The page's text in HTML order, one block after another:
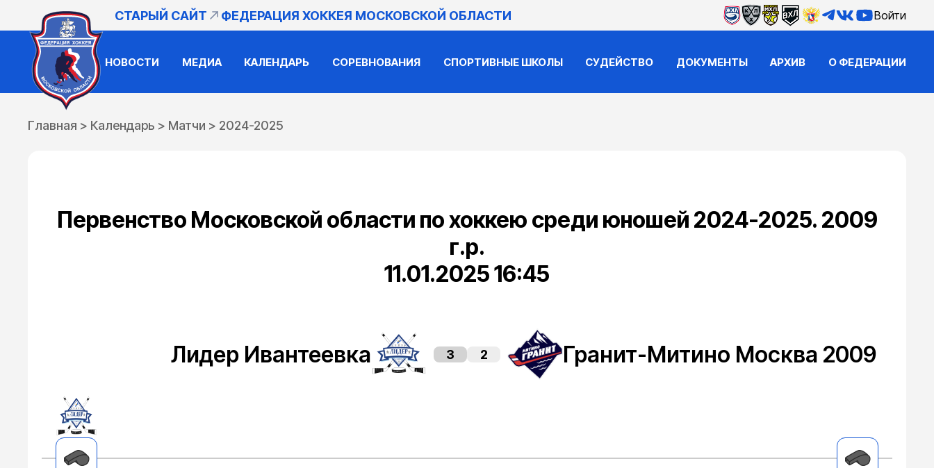
СТАРЫЙ САЙТ ФЕДЕРАЦИЯ ХОККЕЯ МОСКОВСКОЙ ОБЛАСТИ Войти
НОВОСТИ МЕДИА КАЛЕНДАРЬ СОРЕВНОВАНИЯ СПОРТИВНЫЕ ШКОЛЫ СУДЕЙСТВО ДОКУМЕНТЫ АРХИВ О ФЕДЕРАЦИИ
Главная > Календарь > Матчи > 2024-2025
Первенство Московской области по хоккею среди юношей 2024-2025. 2009
г.р.
11.01.2025 16:45
Лидер Ивантеевка 3 2 Гранит-Митино Москва 2009